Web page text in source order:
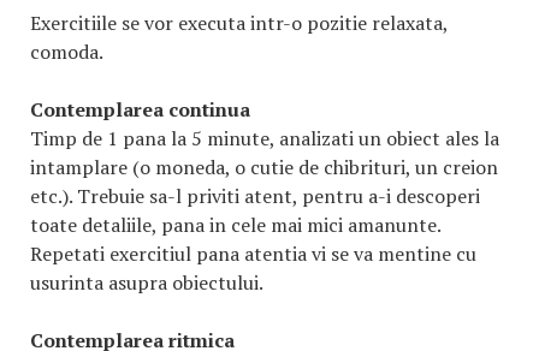
Exercitiile se vor executa intr-o pozitie relaxata,
comoda.
Contemplarea continua
Timp de 1 pana la 5 minute, analizati un obiect ales la
intamplare (o moneda, o cutie de chibrituri, un creion
etc.). Trebuie sa-l priviti atent, pentru a-i descoperi
toate detaliile, pana in cele mai mici amanunte.
Repetati exercitiul pana atentia vi se va mentine cu
usurinta asupra obiectului.
Contemplarea ritmica